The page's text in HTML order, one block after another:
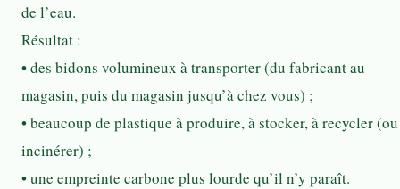
de l’eau.
Résultat :
• des bidons volumineux à transporter (du fabricant au
magasin, puis du magasin jusqu’à chez vous) ;
• beaucoup de plastique à produire, à stocker, à recycler (ou
incinérer) ;
• une empreinte carbone plus lourde qu’il n’y paraît.